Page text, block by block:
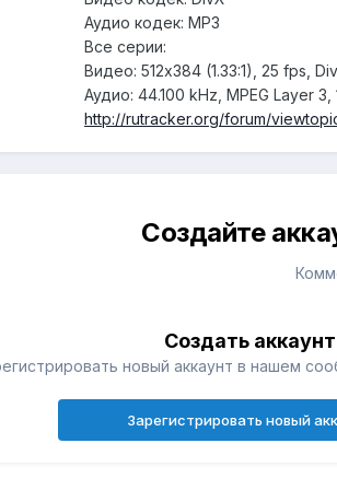
Аудио кодек: MP3
Все серии:
Видео: 512x384 (1.33:1), 25 fps,
Аудио: 44.100 kHz, MPEG Layer
http://rutracker.org/forum/
Создайте
Создать аккаунт
новый аккаунт в нашем
Зарегистрировать новый